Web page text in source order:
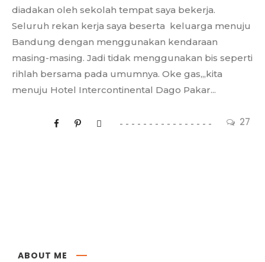
27
diadakan oleh sekolah tempat saya bekerja.
Seluruh rekan kerja saya beserta keluarga menuju
Bandung dengan menggunakan kendaraan
masing-masing. Jadi tidak menggunakan bis seperti
rihlah bersama pada umumnya. Oke gas,,,kita
menuju Hotel Intercontinental Dago Pakar...
ABOUT ME